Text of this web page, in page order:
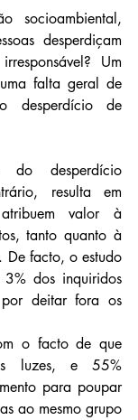
socioambiental,
desperdiçam
Um
falta geral de
desperdício de
desperdício
resulta em
valor à
tanto quanto à
De facto, o estudo
dos inquiridos
por deitar fora os
o facto de que
luzes, e 55%
para poupar
ao mesmo grupo